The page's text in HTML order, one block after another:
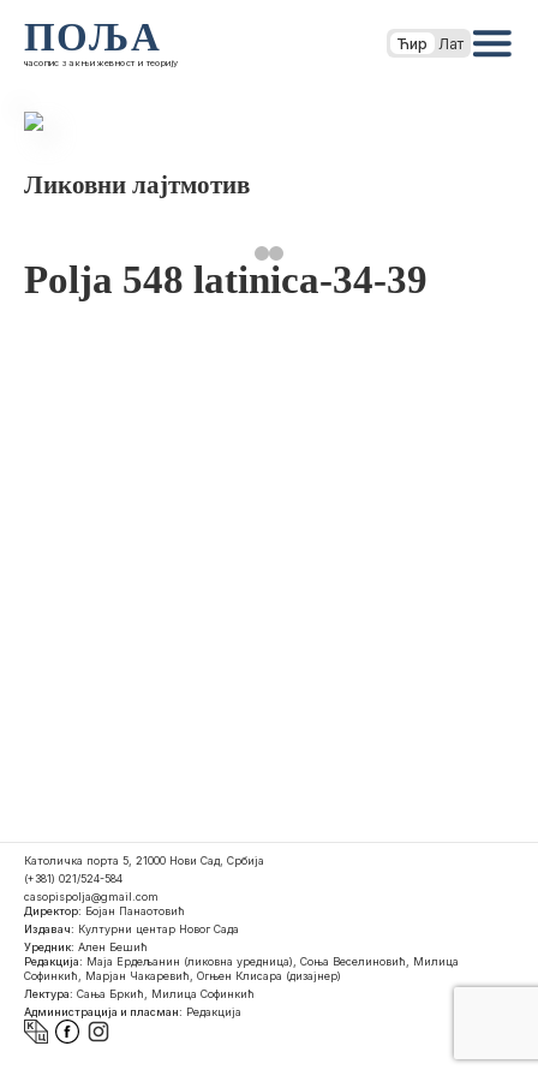
ПОЉА
часопис за књижевност и теорију
Ћир Лат
Ликовни лајтмотив
Polja 548 latinica-34-39
Католичка порта 5, 21000 Нови Сад, Србија
(+381) 021/524-584
casopispolja@gmail.com
Директор: Бојан Панаотовић
Издавач: Културни центар Новог Сада
Уредник: Ален Бешић
Редакција: Маја Ердељанин (ликовна уредница), Соња Веселиновић, Милица
Софинкић, Марјан Чакаревић, Огњен Клисара (дизајнер)
Лектура: Сања Бркић, Милица Софинкић
Администрација и пласман: Редакција